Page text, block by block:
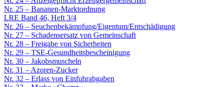
Nr. 25 – Bananen-Marktordnung
LRE Band 46, Heft 3/4
Nr. 26 – Seuchenbekämpfung/Eigentum/Entschädigung
Nr. 27 – Schadensersatz von Gemeinschaft
Nr. 28 – Freigabe von Sicherheiten
Nr. 29 – TSE-Gesundheitsbescheinigung
Nr. 30 – Jakobsmuscheln
Nr. 31 – Azoren-Zucker
Nr. 32 – Erlass von Einfuhrabgaben